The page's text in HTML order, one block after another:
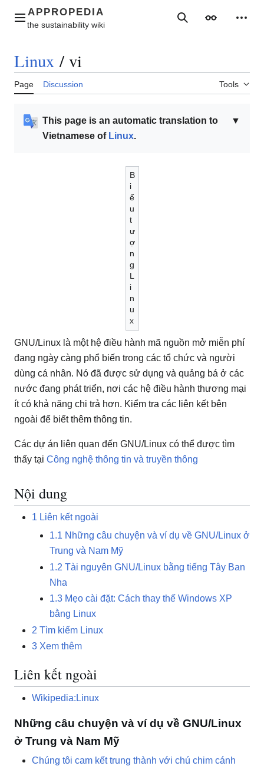
contentMain menu SearchAppearance
Linux / vi
Page Discussion Tools
▼
This page is an automatic translation to
Vietnamese of Linux.
B
i
ể
u
t
ư
ợ
n
g
L
i
n
u
x
GNU/Linux là một hệ điều hành mã nguồn mở miễn phí
đang ngày càng phổ biến trong các tổ chức và người
dùng cá nhân. Nó đã được sử dụng và quảng bá ở các
nước đang phát triển, nơi các hệ điều hành thương mại
ít có khả năng chi trả hơn. Kiểm tra các liên kết bên
ngoài để biết thêm thông tin.
Các dự án liên quan đến GNU/Linux có thể được tìm
thấy tại Công nghệ thông tin và truyền thông
Nội dung
1 Liên kết ngoài
1.1 Những câu chuyện và ví dụ về GNU/Linux ở
Trung và Nam Mỹ
1.2 Tài nguyên GNU/Linux bằng tiếng Tây Ban
Nha
1.3 Mẹo cài đặt: Cách thay thế Windows XP
bằng Linux
2 Tìm kiếm Linux
3 Xem thêm
Liên kết ngoài
Wikipedia:Linux
Những câu chuyện và ví dụ về GNU/Linux
ở Trung và Nam Mỹ
Chúng tôi cam kết trung thành với chú chim cánh